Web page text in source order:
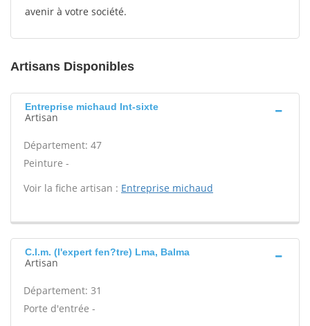
avenir à votre société.
Artisans Disponibles
Entreprise michaud Int-sixte
Artisan
Département: 47
Peinture -
Voir la fiche artisan : Entreprise michaud
C.l.m. (l'expert fen?tre) Lma, Balma
Artisan
Département: 31
Porte d'entrée -